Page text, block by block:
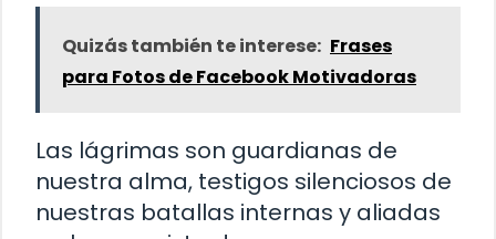
Quizás también te interese: Frases
para Fotos de Facebook Motivadoras
Las lágrimas son guardianas de
nuestra alma, testigos silenciosos de
nuestras batallas internas y aliadas